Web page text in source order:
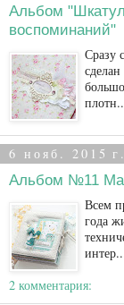
Альбом
воспоминаний"
Сразу
6 нояб. 2015 г.
Альбом №11
Всем
года
2 комментария: